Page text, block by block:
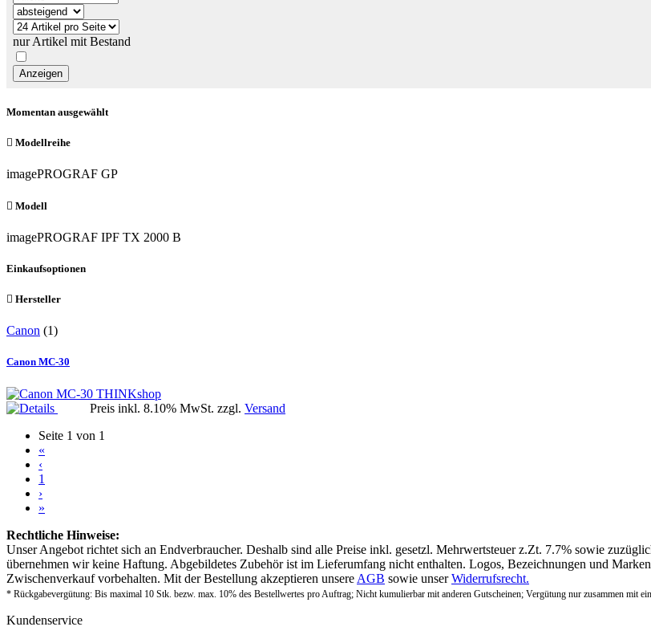
nur Artikel mit Bestand
Momentan ausgewählt
Modellreihe
imagePROGRAF GP
Modell
imagePROGRAF IPF TX 2000 B
Einkaufsoptionen
Hersteller
Canon (1)
Canon MC-30
THINKshop
Preis inkl. 8.10% MwSt. zzgl. Versand
Seite 1 von 1
«
‹
1
›
»
Rechtliche Hinweise:
Unser Angebot richtet sich an Endverbraucher. Deshalb sind alle Preise inkl. gesetzl. Mehrwertsteuer z.Zt. 7.7% sowie
übernehmen wir keine Haftung. Abgebildetes Zubehör ist im Lieferumfang nicht enthalten. Logos, Bezeichnungen und
Zwischenverkauf vorbehalten. Mit der Bestellung akzeptieren unsere AGB sowie unserWiderrufsrecht.
* Rückgabevergütung: Bis maximal 10 Stk. bezw. max. 10% des Bestellwertes pro Auftrag; Nicht kumulierbar mit anderen Gutscheinen; Vergütung nur zusammen mit
Kundenservice